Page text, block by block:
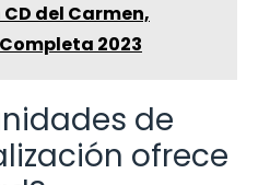
del Carmen,
2023
de
ofrece